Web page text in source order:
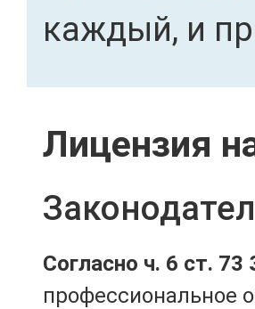
каждый, и
Лицензия
Согласно ч. 6 ст.
профессиональное